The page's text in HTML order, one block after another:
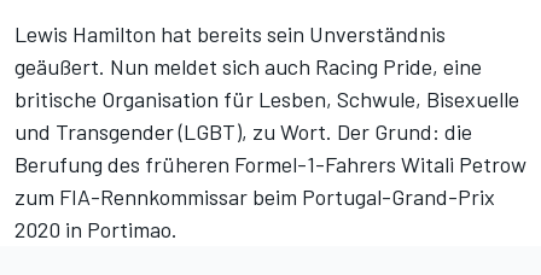
Lewis Hamilton hat bereits sein Unverständnis
geäußert. Nun meldet sich auch Racing Pride, eine
britische Organisation für Lesben, Schwule, Bisexuelle
und Transgender (LGBT), zu Wort. Der Grund: die
Berufung des früheren Formel-1-Fahrers Witali Petrow
zum FIA-Rennkommissar beim Portugal-Grand-Prix
2020 in Portimao.